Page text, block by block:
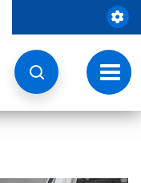
切
换
导
航